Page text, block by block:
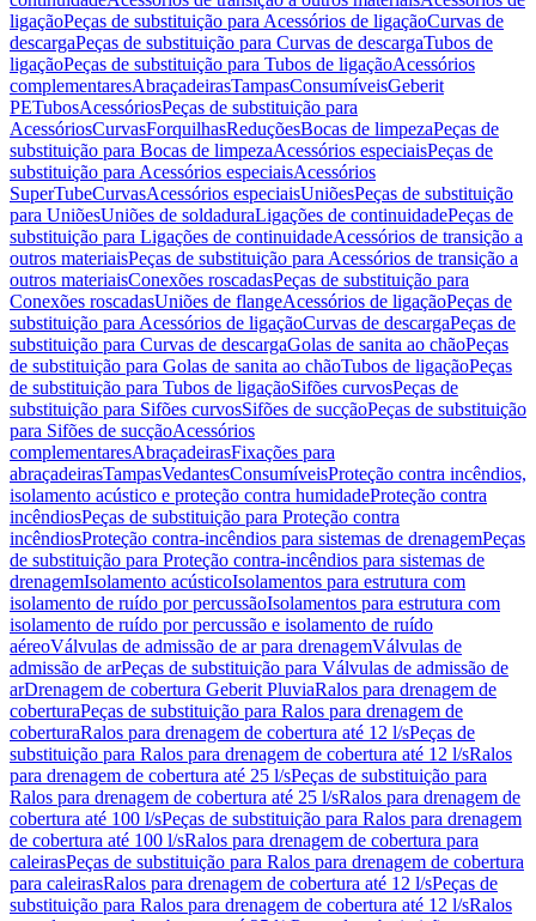
ligaçãoPeças de substituição para Acessórios de ligaçãoCurvas de
descargaPeças de substituição para Curvas de descargaTubos de
ligaçãoPeças de substituição para Tubos de ligaçãoAcessórios
complementaresAbraçadeirasTampasConsumíveisGeberit
PETubosAcessóriosPeças de substituição para
AcessóriosCurvasForquilhasReduçõesBocas de limpezaPeças de
substituição para Bocas de limpezaAcessórios especiaisPeças de
substituição para Acessórios especiaisAcessórios
SuperTubeCurvasAcessórios especiaisUniõesPeças de substituição
para UniõesUniões de soldaduraLigações de continuidadePeças de
substituição para Ligações de continuidadeAcessórios de transição a
outros materiaisPeças de substituição para Acessórios de transição a
outros materiaisConexões roscadasPeças de substituição para
Conexões roscadasUniões de flangeAcessórios de ligaçãoPeças de
substituição para Acessórios de ligaçãoCurvas de descargaPeças de
substituição para Curvas de descargaGolas de sanita ao chãoPeças
de substituição para Golas de sanita ao chãoTubos de ligaçãoPeças
de substituição para Tubos de ligaçãoSifões curvosPeças de
substituição para Sifões curvosSifões de sucçãoPeças de substituição
para Sifões de sucçãoAcessórios
complementaresAbraçadeirasFixações para
abraçadeirasTampasVedantesConsumíveisProteção contra incêndios,
isolamento acústico e proteção contra humidadeProteção contra
incêndiosPeças de substituição para Proteção contra
incêndiosProteção contra-incêndios para sistemas de drenagemPeças
de substituição para Proteção contra-incêndios para sistemas de
drenagemIsolamento acústicoIsolamentos para estrutura com
isolamento de ruído por percussãoIsolamentos para estrutura com
isolamento de ruído por percussão e isolamento de ruído
aéreoVálvulas de admissão de ar para drenagemVálvulas de
admissão de arPeças de substituição para Válvulas de admissão de
arDrenagem de cobertura Geberit PluviaRalos para drenagem de
coberturaPeças de substituição para Ralos para drenagem de
coberturaRalos para drenagem de cobertura até 12 l/sPeças de
substituição para Ralos para drenagem de cobertura até 12 l/sRalos
para drenagem de cobertura até 25 l/sPeças de substituição para
Ralos para drenagem de cobertura até 25 l/sRalos para drenagem de
cobertura até 100 l/sPeças de substituição para Ralos para drenagem
de cobertura até 100 l/sRalos para drenagem de cobertura para
caleirasPeças de substituição para Ralos para drenagem de cobertura
para caleirasRalos para drenagem de cobertura até 12 l/sPeças de
substituição para Ralos para drenagem de cobertura até 12 l/sRalos